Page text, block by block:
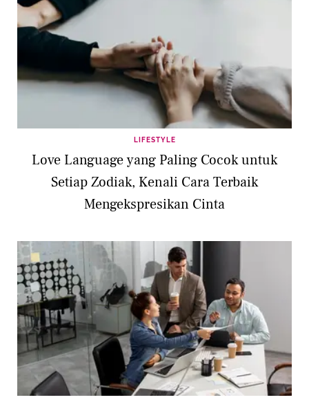
LIFESTYLE
Love Language yang Paling Cocok untuk
Setiap Zodiak, Kenali Cara Terbaik
Mengekspresikan Cinta